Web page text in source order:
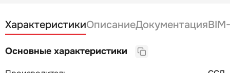
ХарактеристикиОписаниеДокументация
Основные характеристики